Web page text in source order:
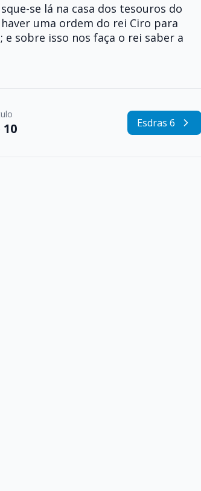
se lá na casa dos tesouros do
uma ordem do rei Ciro para
e sobre isso nos faça o rei saber a
10 Esdras 6